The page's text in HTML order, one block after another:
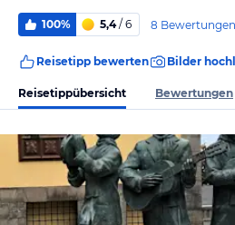
100% 5,4/ 6 8 Bewertungen
Reisetipp bewerten Bilder
Reisetippübersicht Bewertungen